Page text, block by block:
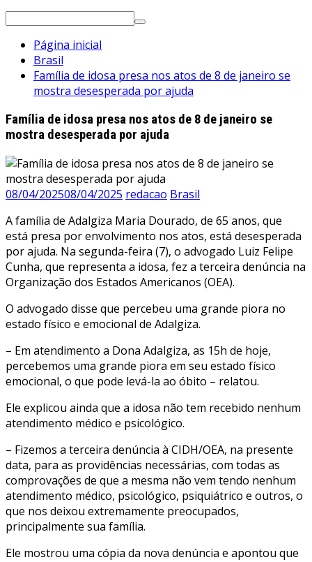
Pesquisar
Página inicial
Brasil
Família de idosa presa nos atos de 8 de janeiro se
mostra desesperada por ajuda
Família de idosa presa nos atos de 8 de janeiro se
mostra desesperada por ajuda
08/04/202508/04/2025 redacao Brasil
A família de Adalgiza Maria Dourado, de 65 anos, que
está presa por envolvimento nos atos, está desesperada
por ajuda. Na segunda-feira (7), o advogado Luiz Felipe
Cunha, que representa a idosa, fez a terceira denúncia na
Organização dos Estados Americanos (OEA).
O advogado disse que percebeu uma grande piora no
estado físico e emocional de Adalgiza.
– Em atendimento a Dona Adalgiza, as 15h de hoje,
percebemos uma grande piora em seu estado físico
emocional, o que pode levá-la ao óbito – relatou.
Ele explicou ainda que a idosa não tem recebido nenhum
atendimento médico e psicológico.
– Fizemos a terceira denúncia à CIDH/OEA, na presente
data, para as providências necessárias, com todas as
comprovações de que a mesma não vem tendo nenhum
atendimento médico, psicológico, psiquiátrico e outros, o
que nos deixou extremamente preocupados,
principalmente sua família.
Ele mostrou uma cópia da nova denúncia e apontou que